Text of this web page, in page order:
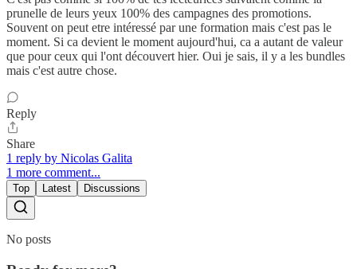
prunelle de leurs yeux 100% des campagnes des promotions.
Souvent on peut etre intéressé par une formation mais c'est pas le
moment. Si ca devient le moment aujourd'hui, ca a autant de valeur
que pour ceux qui l'ont découvert hier. Oui je sais, il y a les bundles
mais c'est autre chose.
Reply
Share
1 reply by Nicolas Galita
1 more comment...
Top Latest Discussions
No posts